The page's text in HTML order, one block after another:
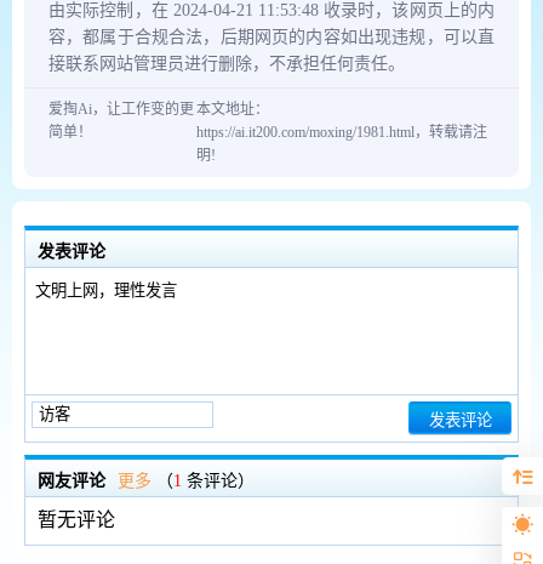
由实际控制，在 2024-04-21 11:53:48 收录时，该网页上的内
容，都属于合规合法，后期网页的内容如出现违规，可以直
接联系网站管理员进行删除，不承担任何责任。
爱掏Ai，让工作变的更
简单！
本文地址：
https://ai.it200.com/moxing/1981.html，转载请注
明!
发表评论
更多
网友评论 （1 条评论）
暂无评论